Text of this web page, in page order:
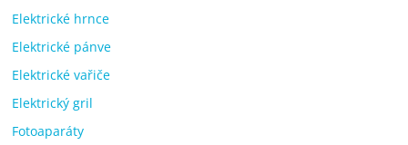
Elektrické hrnce
Elektrické pánve
Elektrické vařiče
Elektrický gril
Fotoaparáty